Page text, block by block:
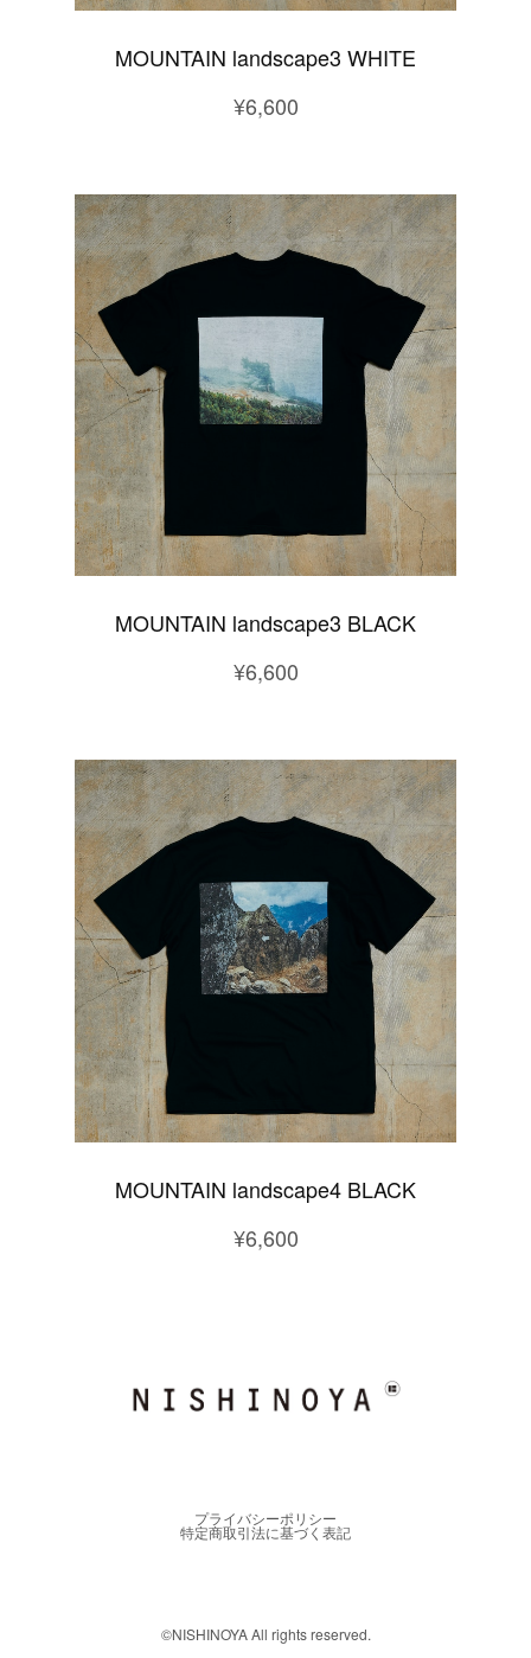
MOUNTAIN landscape3 WHITE
¥6,600
MOUNTAIN landscape3 BLACK
¥6,600
MOUNTAIN landscape4 BLACK
¥6,600
プライバシーポリシー
特定商取引法に基づく表記
©︎NISHINOYA All rights reserved.